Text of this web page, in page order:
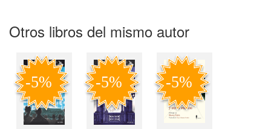
Otros libros del mismo autor